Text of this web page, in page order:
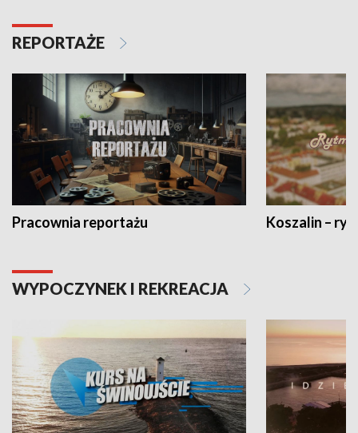
REPORTAŻE
Pracownia reportażu Koszalin –
WYPOCZYNEK I REKREACJA